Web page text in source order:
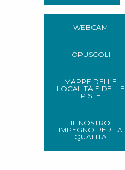
WEBCAM
OPUSCOLI
MAPPE DELLE
LOCALITÀ E DELLE
PISTE
IL NOSTRO
IMPEGNO PER LA
QUALITÀ